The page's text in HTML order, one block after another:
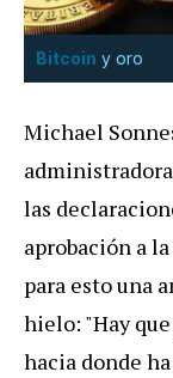
Bitcoin y oro
Michael
las
aprobación a
para esto una
hielo: "Hay
hacia donde